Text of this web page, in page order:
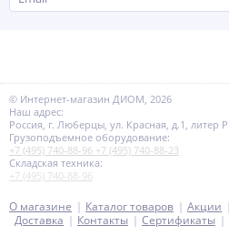
© Интернет-магазин ДИОМ, 2026
Наш адрес:
Россия, г. Люберцы, ул. Красная, д.1, литер Р
Грузоподъемное оборудование:
+7 (495) 740-88-96 +7 (495) 740-88-23
Складская техника:
+7 (495) 740-88-96
О магазине Каталог товаров Акции
Доставка
Контакты Сертификаты